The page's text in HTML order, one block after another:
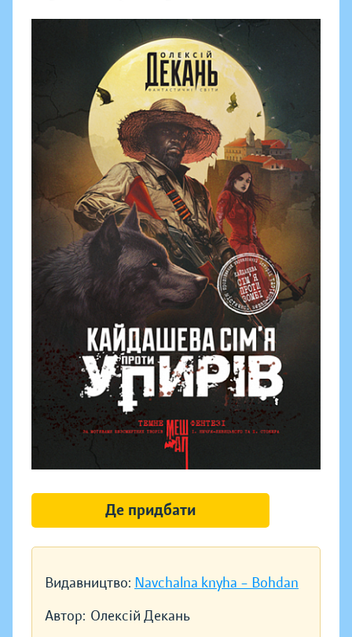
Видавництво: Navchalna knyha – Bohdan
Автор: Олексій Декань
Де придбати